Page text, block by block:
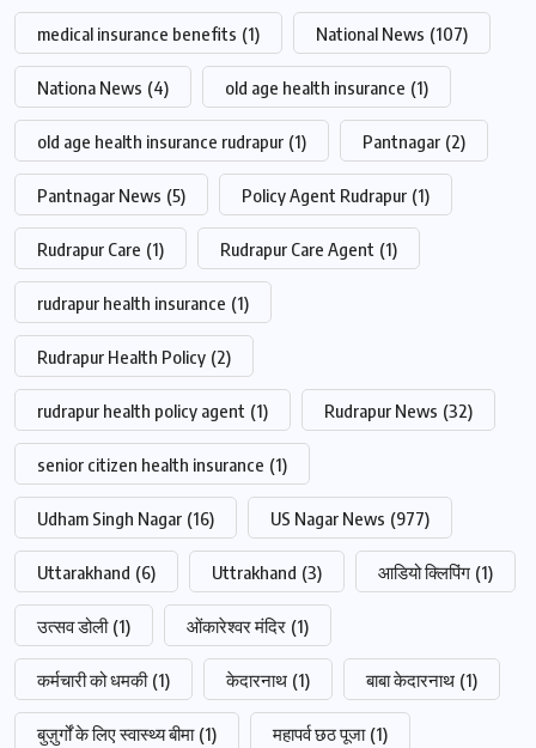
medical insurance benefits (1) National News (107)
Nationa News (4) old age health insurance (1)
old age health insurance rudrapur (1) Pantnagar (2)
Pantnagar News (5) Policy Agent Rudrapur (1)
Rudrapur Care (1) Rudrapur Care Agent (1)
rudrapur health insurance (1)
Rudrapur Health Policy (2)
rudrapur health policy agent (1) Rudrapur News (32)
senior citizen health insurance (1)
Udham Singh Nagar (16) US Nagar News (977)
Uttarakhand (6) Uttrakhand (3) आडियो क्लिपिंग (1)
उत्सव डोली (1) ओंकारेश्वर मंदिर (1)
कर्मचारी को धमकी (1) केदारनाथ (1) बाबा केदारनाथ (1)
बुज़ुर्गों के लिए स्वास्थ्य बीमा (1) महापर्व छठ पूजा (1)